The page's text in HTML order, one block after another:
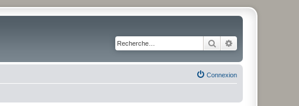
Rechercher
Connexion